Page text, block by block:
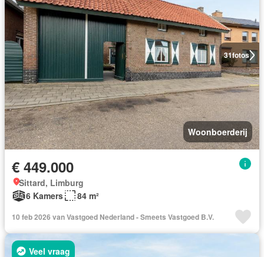
31fotos
Woonboerderij
€ 449.000
Sittard, Limburg
6 Kamers
84 m²
10 feb 2026 van Vastgoed Nederland - Smeets Vastgoed B.V.
Veel vraag